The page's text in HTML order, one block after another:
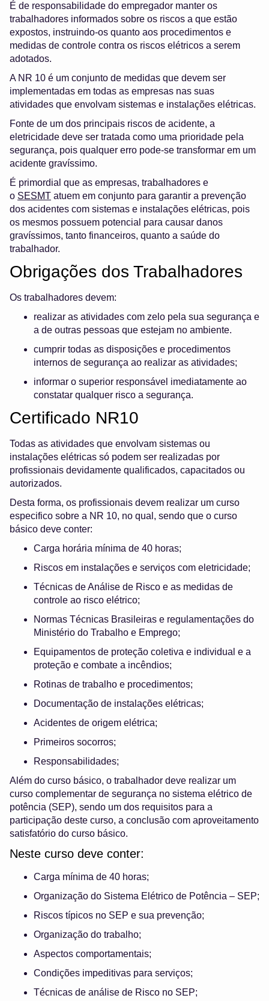
É de responsabilidade do empregador manter os
trabalhadores informados sobre os riscos a que estão
expostos, instruindo-os quanto aos procedimentos e
medidas de controle contra os riscos elétricos a serem
adotados.
A NR 10 é um conjunto de medidas que devem ser
implementadas em todas as empresas nas suas
atividades que envolvam sistemas e instalações elétricas.
Fonte de um dos principais riscos de acidente, a
eletricidade deve ser tratada como uma prioridade pela
segurança, pois qualquer erro pode-se transformar em um
acidente gravíssimo.
É primordial que as empresas, trabalhadores e
o SESMT atuem em conjunto para garantir a prevenção
dos acidentes com sistemas e instalações elétricas, pois
os mesmos possuem potencial para causar danos
gravíssimos, tanto financeiros, quanto a saúde do
trabalhador.
Obrigações dos Trabalhadores
Os trabalhadores devem:
realizar as atividades com zelo pela sua segurança e
a de outras pessoas que estejam no ambiente.
cumprir todas as disposições e procedimentos
internos de segurança ao realizar as atividades;
informar o superior responsável imediatamente ao
constatar qualquer risco a segurança.
Certificado NR10
Todas as atividades que envolvam sistemas ou
instalações elétricas só podem ser realizadas por
profissionais devidamente qualificados, capacitados ou
autorizados.
Desta forma, os profissionais devem realizar um curso
especifico sobre a NR 10, no qual, sendo que o curso
básico deve conter:
Carga horária mínima de 40 horas;
Riscos em instalações e serviços com eletricidade;
Técnicas de Análise de Risco e as medidas de
controle ao risco elétrico;
Normas Técnicas Brasileiras e regulamentações do
Ministério do Trabalho e Emprego;
Equipamentos de proteção coletiva e individual e a
proteção e combate a incêndios;
Rotinas de trabalho e procedimentos;
Documentação de instalações elétricas;
Acidentes de origem elétrica;
Primeiros socorros;
Responsabilidades;
Além do curso básico, o trabalhador deve realizar um
curso complementar de segurança no sistema elétrico de
potência (SEP), sendo um dos requisitos para a
participação deste curso, a conclusão com aproveitamento
satisfatório do curso básico.
Neste curso deve conter:
Carga mínima de 40 horas;
Organização do Sistema Elétrico de Potência – SEP;
Riscos típicos no SEP e sua prevenção;
Organização do trabalho;
Aspectos comportamentais;
Condições impeditivas para serviços;
Técnicas de análise de Risco no SEP;